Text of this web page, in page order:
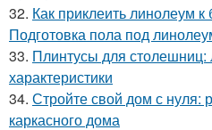
32. Как приклеить линолеум к
Подготовка пола под
33. Плинтусы для
характеристики
34. Стройте свой дом с нуля:
каркасного дома